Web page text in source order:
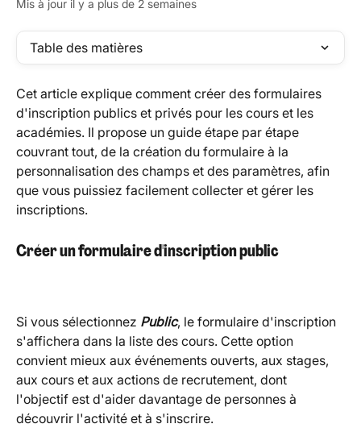
Mis à jour il y a plus de 2 semaines
Table des matières
Cet article explique comment créer des formulaires
d'inscription publics et privés pour les cours et les
académies. Il propose un guide étape par étape
couvrant tout, de la création du formulaire à la
personnalisation des champs et des paramètres, afin
que vous puissiez facilement collecter et gérer les
inscriptions.
Créer un formulaire d'inscription public
Si vous sélectionnez Public, le formulaire d'inscription
s'affichera dans la liste des cours. Cette option
convient mieux aux événements ouverts, aux stages,
aux cours et aux actions de recrutement, dont
l'objectif est d'aider davantage de personnes à
découvrir l'activité et à s'inscrire.